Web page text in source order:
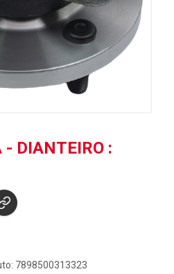
- DIANTEIRO :
7898500313323